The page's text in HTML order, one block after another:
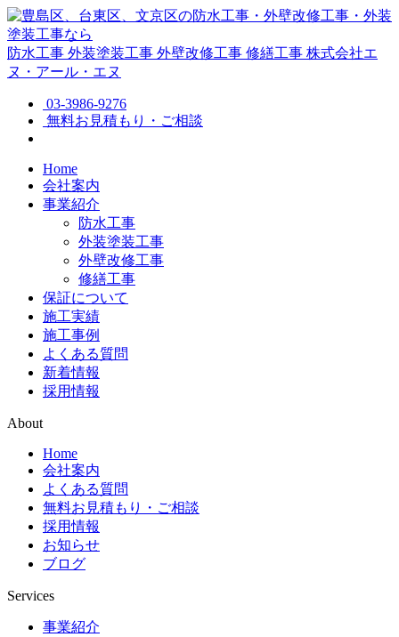
防水工事 外装塗装工事 外壁改修工事 修繕工事 株式会社エ
ヌ・アール・エヌ
03-3986-9276
無料お見積もり・ご相談
Home
会社案内
事業紹介
防水工事
外装塗装工事
外壁改修工事
修繕工事
保証について
施工実績
施工事例
よくある質問
新着情報
採用情報
About
Home
会社案内
よくある質問
無料お見積もり・ご相談
採用情報
お知らせ
ブログ
Services
事業紹介